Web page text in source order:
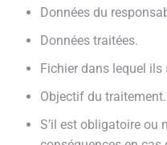
Données du
Données traitées.
Fichier dans lequel ils
Objectif du traitement.
S’il est obligatoire ou